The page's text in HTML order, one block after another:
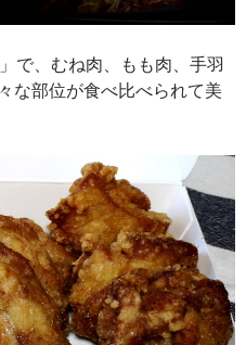
で、むね肉、もも肉、手羽
な部位が食べ比べられて美